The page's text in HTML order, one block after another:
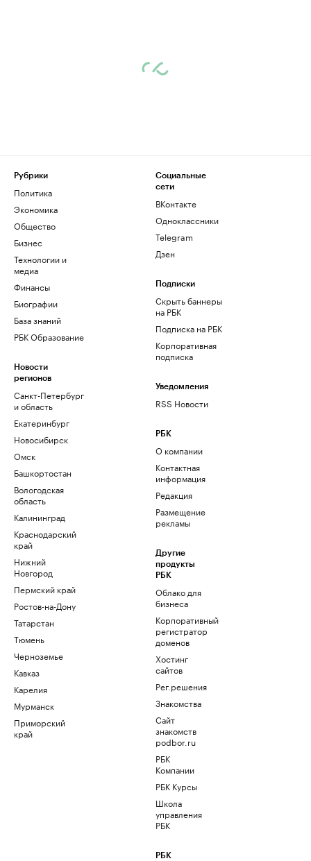
Рубрики
Политика
Экономика
Общество
Бизнес
Технологии и
медиа
Финансы
Биографии
База знаний
РБК Образование
Новости
регионов
Санкт-Петербург
и область
Екатеринбург
Новосибирск
Омск
Башкортостан
Вологодская
область
Калининград
Краснодарский
край
Нижний
Новгород
Пермский край
Ростов-на-Дону
Татарстан
Тюмень
Черноземье
Кавказ
Карелия
Мурманск
Приморский
край
Социальные
сети
ВКонтакте
Одноклассники
Telegram
Дзен
Подписки
Скрыть баннеры
на РБК
Подписка на РБК
Корпоративная
подписка
Уведомления
RSS Новости
РБК
О компании
Контактная
информация
Редакция
Размещение
рекламы
Другие
продукты
РБК
Облако для
бизнеса
Корпоративный
регистратор
доменов
Хостинг
сайтов
Рег.решения
Знакомства
Сайт
знакомств
podbor.ru
РБК
Компании
РБК Курсы
Школа
управления
РБК
РБК